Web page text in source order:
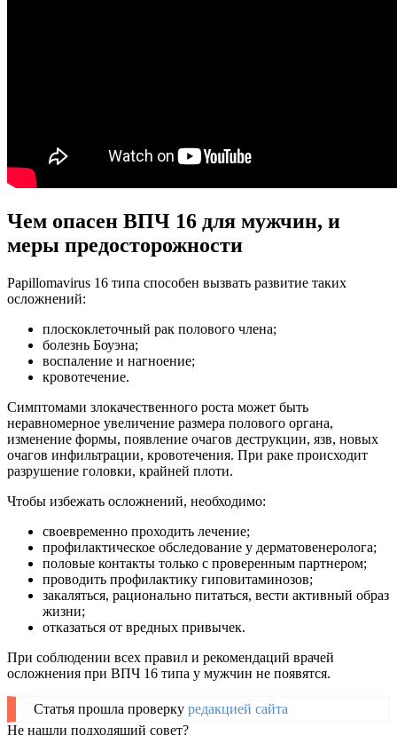
Чем опасен ВПЧ 16 для мужчин, и
меры предосторожности
Papillomavirus 16 типа способен вызвать развитие таких
осложнений:
плоскоклеточный рак полового члена;
болезнь Боуэна;
воспаление и нагноение;
кровотечение.
Симптомами злокачественного роста может быть
неравномерное увеличение размера полового органа,
изменение формы, появление очагов деструкции, язв, новых
очагов инфильтрации, кровотечения. При раке происходит
разрушение головки, крайней плоти.
Чтобы избежать осложнений, необходимо:
своевременно проходить лечение;
профилактическое обследование у дерматовенеролога;
половые контакты только с проверенным партнером;
проводить профилактику гиповитаминозов;
закаляться, рационально питаться, вести активный образ
жизни;
отказаться от вредных привычек.
При соблюдении всех правил и рекомендаций врачей
осложнения при ВПЧ 16 типа у мужчин не появятся.
Статья прошла проверку редакцией сайта
Не нашли подходящий совет?